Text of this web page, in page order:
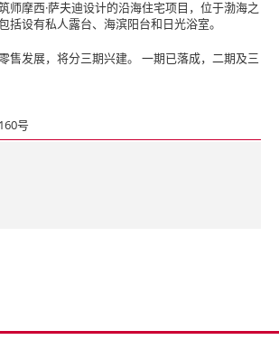
师摩西·萨夫迪设计的沿海住宅项目，位于渤海之
括设有私人露台、海滨阳台和日光浴室。
售发展，将分三期兴建。 一期已落成，二期及三
号